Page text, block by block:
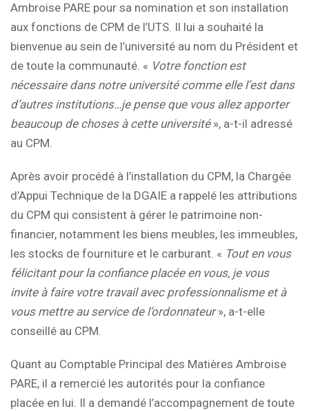
Ambroise PARE pour sa nomination et son installation
aux fonctions de CPM de l’UTS. Il lui a souhaité la
bienvenue au sein de l’université au nom du Président et
de toute la communauté. « Votre fonction est
nécessaire dans notre université comme elle l’est dans
d’autres institutions…je pense que vous allez apporter
beaucoup de choses à cette université», a-t-il adressé
au CPM.
Après avoir procédé à l’installation du CPM, la Chargée
d’Appui Technique de la DGAIE a rappelé les attributions
du CPM qui consistent à gérer le patrimoine non-
financier, notamment les biens meubles, les immeubles,
les stocks de fourniture et le carburant. « Tout en vous
félicitant pour la confiance placée en vous, je vous
invite à faire votre travail avec professionnalisme et à
vous mettre au service de l’ordonnateur», a-t-elle
conseillé au CPM.
Quant au Comptable Principal des Matières Ambroise
PARE, il a remercié les autorités pour la confiance
placée en lui. Il a demandé l’accompagnement de toute